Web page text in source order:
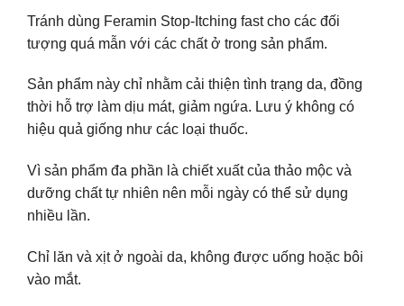
Tránh dùng Feramin Stop-Itching fast cho các đối
tượng quá mẫn với các chất ở trong sản phẩm.
Sản phẩm này chỉ nhằm cải thiện tình trạng da, đồng
thời hỗ trợ làm dịu mát, giảm ngứa. Lưu ý không có
hiệu quả giống như các loại thuốc.
Vì sản phẩm đa phần là chiết xuất của thảo mộc và
dưỡng chất tự nhiên nên mỗi ngày có thể sử dụng
nhiều lần.
Chỉ lăn và xịt ở ngoài da, không được uống hoặc bôi
vào mắt.